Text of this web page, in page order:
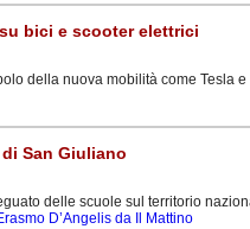
bici e scooter elettrici
della nuova mobilità come Tesla
San Giuliano
delle scuole sul territorio
D’Angelis da Il Mattino